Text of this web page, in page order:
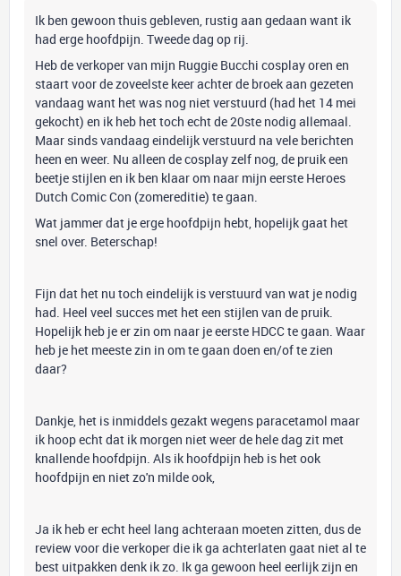
Ik ben gewoon thuis gebleven, rustig aan gedaan want ik
had erge hoofdpijn. Tweede dag op rij.
Heb de verkoper van mijn Ruggie Bucchi cosplay oren en
staart voor de zoveelste keer achter de broek aan gezeten
vandaag want het was nog niet verstuurd (had het 14 mei
gekocht) en ik heb het toch echt de 20ste nodig allemaal.
Maar sinds vandaag eindelijk verstuurd na vele berichten
heen en weer. Nu alleen de cosplay zelf nog, de pruik een
beetje stijlen en ik ben klaar om naar mijn eerste Heroes
Dutch Comic Con (zomereditie) te gaan.
Wat jammer dat je erge hoofdpijn hebt, hopelijk gaat het
snel over. Beterschap!
Fijn dat het nu toch eindelijk is verstuurd van wat je nodig
had. Heel veel succes met het een stijlen van de pruik.
Hopelijk heb je er zin om naar je eerste HDCC te gaan. Waar
heb je het meeste zin in om te gaan doen en/of te zien
daar?
Dankje, het is inmiddels gezakt wegens paracetamol maar
ik hoop echt dat ik morgen niet weer de hele dag zit met
knallende hoofdpijn. Als ik hoofdpijn heb is het ook
hoofdpijn en niet zo'n milde ook,
Ja ik heb er echt heel lang achteraan moeten zitten, dus de
review voor die verkoper die ik ga achterlaten gaat niet al te
best uitpakken denk ik zo. Ik ga gewoon heel eerlijk zijn en